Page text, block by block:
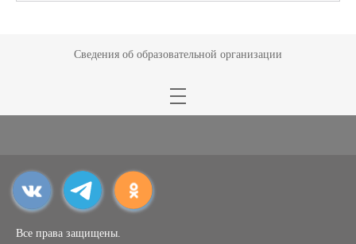
Сведения об образовательной организации
Все права защищены.